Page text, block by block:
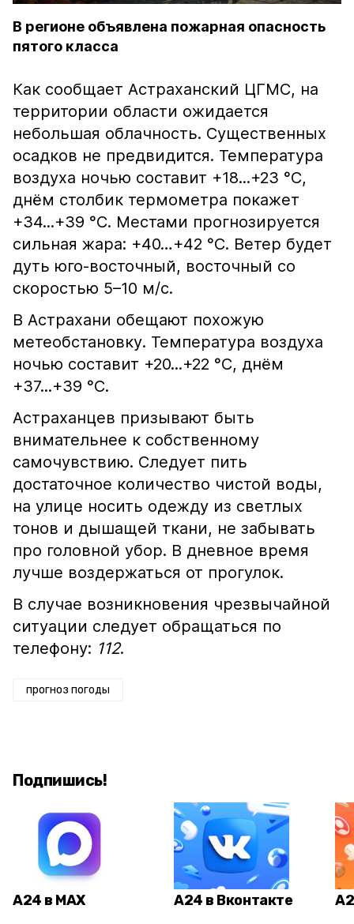
В регионе объявлена пожарная опасность
пятого класса
Как сообщает Астраханский ЦГМС, на
территории области ожидается
небольшая облачность. Существенных
осадков не предвидится. Температура
воздуха ночью составит +18...+23 °С,
днём столбик термометра покажет
+34...+39 °С. Местами прогнозируется
сильная жара: +40…+42 °С. Ветер будет
дуть юго-восточный, восточный со
скоростью 5–10 м/с.
В Астрахани обещают похожую
метеобстановку. Температура воздуха
ночью составит +20...+22 °С, днём
+37...+39 °С.
Астраханцев призывают быть
внимательнее к собственному
самочувствию. Следует пить
достаточное количество чистой воды,
на улице носить одежду из светлых
тонов и дышащей ткани, не забывать
про головной убор. В дневное время
лучше воздержаться от прогулок.
В случае возникновения чрезвычайной
ситуации следует обращаться по
телефону: 112.
прогноз погоды
Подпишись!
А24 в MAX А24 в Вконтакте